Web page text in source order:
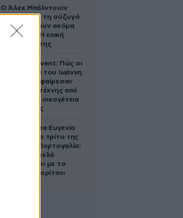
Ο Άλεκ Μπάλντουιν
ζήτησε από τη σύζυγό
του να κάνουν ακόμα
ένα παιδί – Η επική
αντίδρασή της
Παλάτι Marivent: Πώς οι
κληρονόμοι του Ιωάννη
Σαριδάκη αφαίρεσαν
1.300 έργα τέχνης από
τη βασιλική οικογένεια
της Ισπανίας
Η πριγκίπισσα Ευγενία
απέκτησε το τρίτο της
παιδί στην Πορτογαλία:
«Είμαστε τρελά
ερωτευμένοι με το
μικρό μας κορίτσι»